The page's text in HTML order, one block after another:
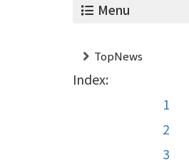
Menu
TopNews
Index:
1
2
3